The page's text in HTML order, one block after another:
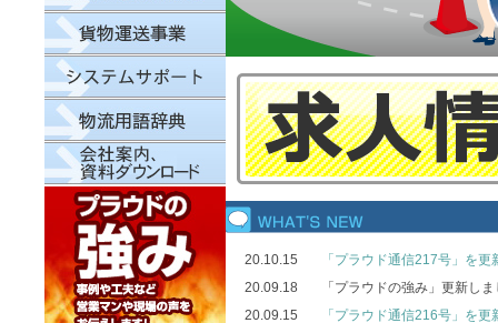
20.10.15 「プラウド通信217号」を更
20.09.18 「プラウドの強み」更新し
20.09.15 「プラウド通信216号」を更